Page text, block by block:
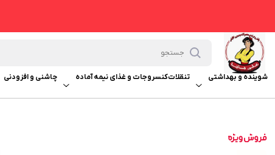
شوینده و بهداشتی تنقلاتکنسروجات و غذای نیمه آماده چاشنی و افزودنی